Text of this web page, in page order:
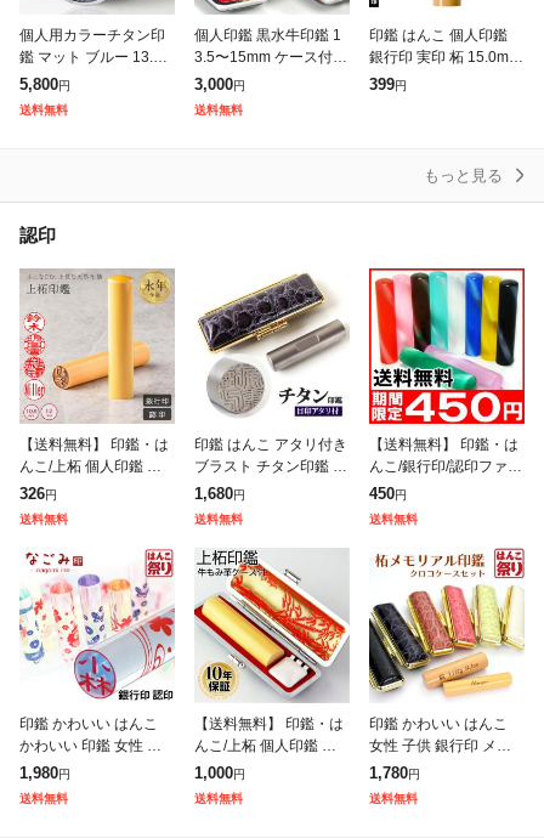
個人用カラーチタン印
鑑 マット ブルー 13.5m
m 実印 銀行印 認印 (HK
050)
5,800円
送料無料
個人印鑑 黒水牛印鑑 1
3.5〜15mm ケース付 2
本セット 印鑑セット 実
印 銀行印 (HK130)(送料
3,000円
送料無料
印鑑 はんこ 個人印鑑
銀行印 実印 柘 15.0mm
ハンコ 判子 作成 オー
399円
もっと見る
認印
【送料無料】 印鑑・は
んこ/上柘 個人印鑑 【1
0.5ミリ・12.0ミリ】 実
印/銀行印/認印個人印鑑
326円
送料無料
印鑑 はんこ アタリ付き
ブラスト チタン印鑑 ク
ロコ風印鑑ケース付 サ
イズが選べる 【10.5〜
1,680円
送料無料
【送料無料】 印鑑・は
んこ/銀行印/認印ファン
タスティックはんこ 全
10色 【12.0mm】個人
就職祝い
450円
送料無料
印鑑 かわいい はんこ
かわいい 印鑑 女性 銀
行印 なごみ印 12.0mm
認印 カラフル はんこ
1,980円
送料無料
【送料無料】 印鑑・は
んこ/上柘 個人印鑑 【1
0.5ミリ・12.0ミリ】 も
み革印鑑ケース付き 実
1,000円
送料無料
印鑑 かわいい はんこ
女性 子供 銀行印 メモ
リアル 名入れ 柘 10.5
〜 18.0mm クロコ調ケ
1,780円
送料無料